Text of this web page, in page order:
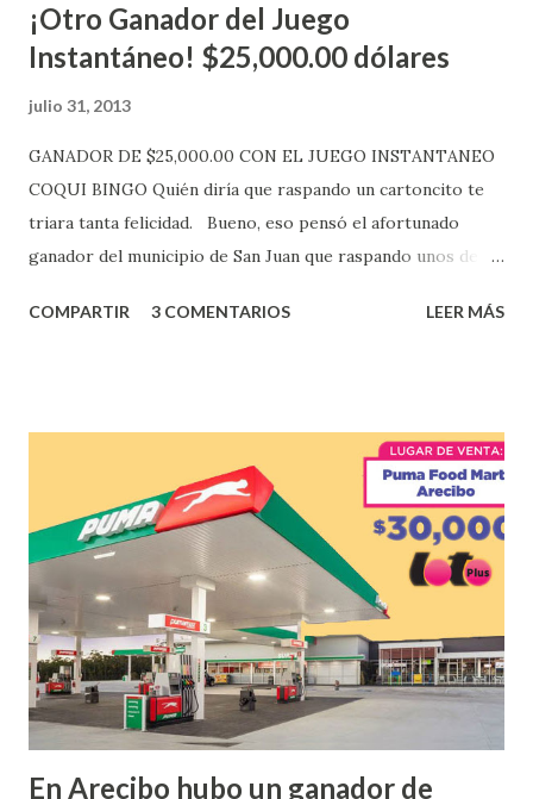
¡Otro Ganador del Juego
Instantáneo! $25,000.00 dólares
julio 31, 2013
GANADOR DE $25,000.00 CON EL JUEGO INSTANTANEO
COQUI BINGO Quién diría que raspando un cartoncito te
triara tanta felicidad. Bueno, eso pensó el afortunado
ganador del municipio de San Juan que raspando unos de
obtuvo un premio de $25,000,00 dólares. Este es el anuncio
ganador fue vendido en la farmacia Yarimar de la
Urbanización Las Lomas en el Municipio de San Juan
¡Enhorabuena que lo disfrute!
...
COMPARTIR 3 COMENTARIOS LEER MÁS
En Arecibo hubo un ganador de